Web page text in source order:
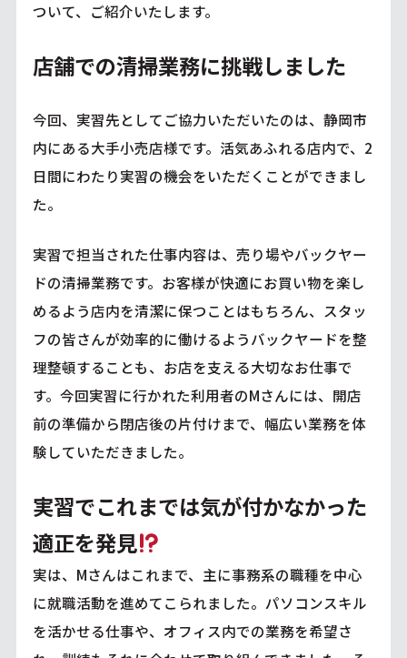
ついて、ご紹介いたします。
店舗での清掃業務に挑戦しました
今回、実習先としてご協力いただいたのは、静岡市
内にある大手小売店様です。活気あふれる店内で、2
日間にわたり実習の機会をいただくことができまし
た。
実習で担当された仕事内容は、売り場やバックヤー
ドの清掃業務です。お客様が快適にお買い物を楽し
めるよう店内を清潔に保つことはもちろん、スタッ
フの皆さんが効率的に働けるようバックヤードを整
理整頓することも、お店を支える大切なお仕事で
す。今回実習に行かれた利用者のMさんには、開店
前の準備から閉店後の片付けまで、幅広い業務を体
験していただきました。
実習でこれまでは気が付かなかった
適正を発見
実は、Mさんはこれまで、主に事務系の職種を中心
に就職活動を進めてこられました。パソコンスキル
を活かせる仕事や、オフィス内での業務を希望さ